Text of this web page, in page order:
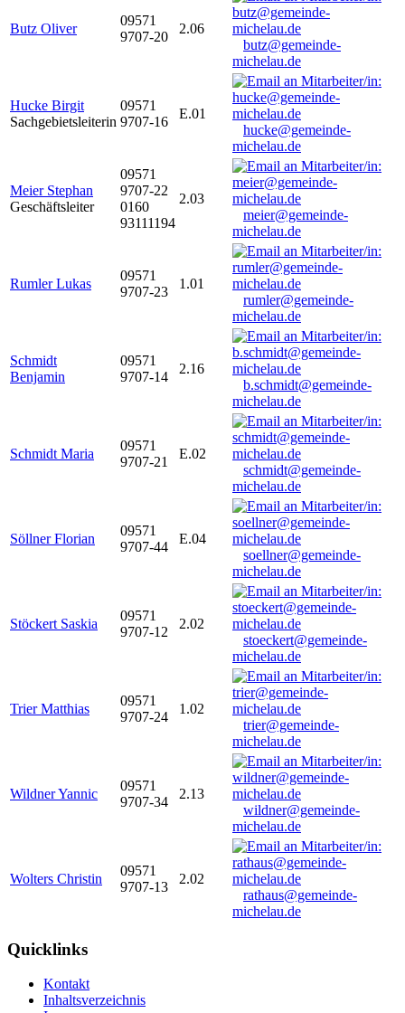
Butz Oliver
09571
9707-20
2.06
butz@gemeinde-
michelau.de
Hucke Birgit
Sachgebietsleiterin
09571
9707-16
E.01
hucke@gemeinde-
michelau.de
Meier Stephan
Geschäftsleiter
09571
9707-22
0160
93111194
2.03
meier@gemeinde-
michelau.de
Rumler Lukas
09571
9707-23
1.01
rumler@gemeinde-
michelau.de
Schmidt
Benjamin
09571
9707-14
2.16
b.schmidt@gemeinde-
michelau.de
Schmidt Maria
09571
9707-21
E.02
schmidt@gemeinde-
michelau.de
Söllner Florian
09571
9707-44
E.04
soellner@gemeinde-
michelau.de
Stöckert Saskia
09571
9707-12
2.02
stoeckert@gemeinde-
michelau.de
Trier Matthias
09571
9707-24
1.02
trier@gemeinde-
michelau.de
Wildner Yannic
09571
9707-34
2.13
wildner@gemeinde-
michelau.de
Wolters Christin
09571
9707-13
2.02
rathaus@gemeinde-
michelau.de
Quicklinks
Kontakt
Inhaltsverzeichnis